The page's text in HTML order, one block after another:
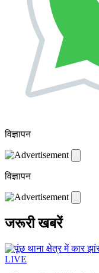
विज्ञापन
विज्ञापन
जरूरी खबरें
LIVE